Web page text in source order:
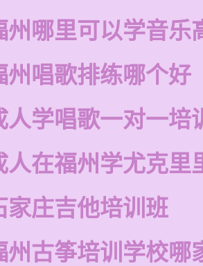
州哪里可以学音乐
州唱歌排练哪个好
人学唱歌一对一培
人在福州学尤克里
家庄吉他培训班
州古筝培训学校哪